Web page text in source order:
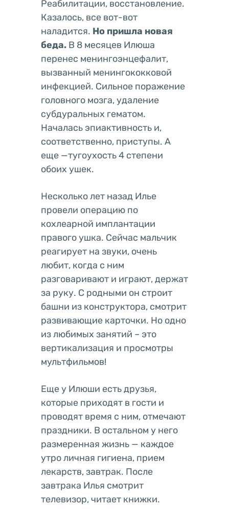
Реабилитации, восстановление.
Казалось, все вот-вот
наладится. Но пришла новая
беда. В 8 месяцев Илюша
перенес менингоэнцефалит,
вызванный менингококковой
инфекцией. Сильное поражение
головного мозга, удаление
субдуральных гематом.
Началась эпиактивность и,
соответственно, приступы. А
еще —тугоухость 4 степени
обоих ушек.
Несколько лет назад Илье
провели операцию по
кохлеарной имплантации
правого ушка. Сейчас мальчик
реагирует на звуки, очень
любит, когда с ним
разговаривают и играют, держат
за руку. С родными он строит
башни из конструктора, смотрит
развивающие карточки. Но одно
из любимых занятий – это
вертикализация и просмотры
мультфильмов!
Еще у Илюши есть друзья,
которые приходят в гости и
проводят время с ним, отмечают
праздники. В остальном у него
размеренная жизнь — каждое
утро личная гигиена, прием
лекарств, завтрак. После
завтрака Илья смотрит
телевизор, читает книжки.